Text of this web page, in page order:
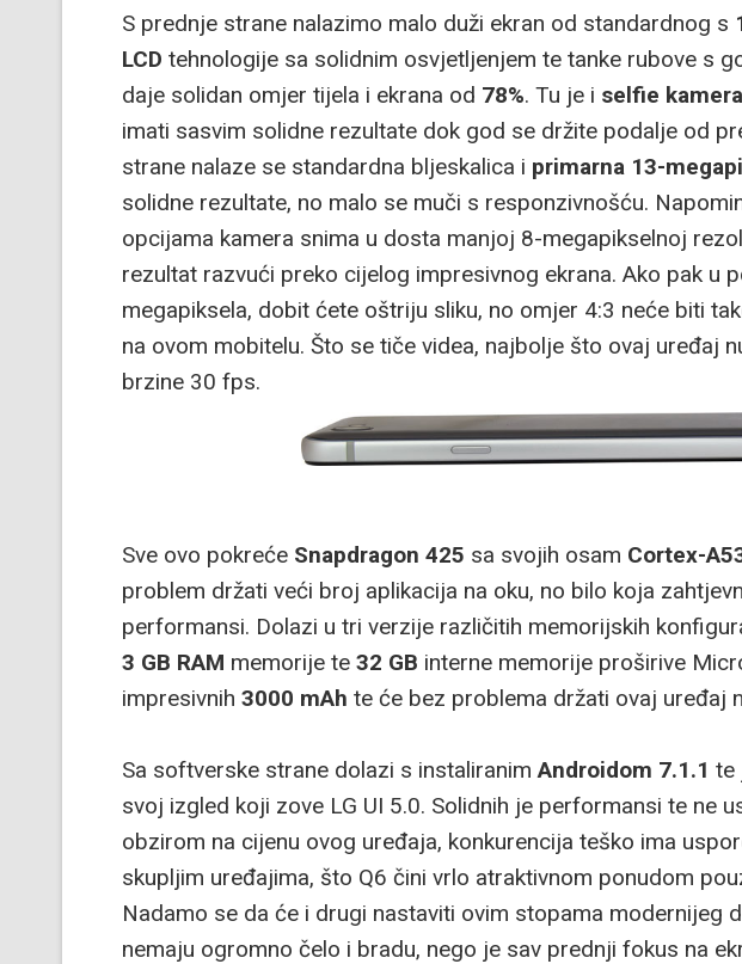
S prednje strane nalazimo malo duži ekran od standardnog s
LCD tehnologije sa solidnim osvjetljenjem te tanke rubove s
daje solidan omjer tijela i ekrana od 78%. Tu je i selfie kamera
imati sasvim solidne rezultate dok god se držite podalje od
strane nalaze se standardna bljeskalica i primarna 13-
solidne rezultate, no malo se muči s responzivnošću.
opcijama kamera snima u dosta manjoj 8-megapikselnoj
rezultat razvući preko cijelog impresivnog ekrana. Ako pak u
megapiksela, dobit ćete oštriju sliku, no omjer 4:3 neće biti
na ovom mobitelu. Što se tiče videa, najbolje što ovaj uređaj
brzine 30 fps.
Sve ovo pokreće Snapdragon 425 sa svojih osam Cortex-
problem držati veći broj aplikacija na oku, no bilo koja
performansi. Dolazi u tri verzije različitih memorijskih
3 GB RAM memorije te 32 GB interne memorije proširive
impresivnih 3000 mAh te će bez problema držati ovaj uređaj
Sa softverske strane dolazi s instaliranim Androidom 7.1.1 te
svoj izgled koji zove LG UI 5.0. Solidnih je performansi te ne
obzirom na cijenu ovog uređaja, konkurencija teško ima
skupljim uređajima, što Q6 čini vrlo atraktivnom ponudom
Nadamo se da će i drugi nastaviti ovim stopama modernijeg
nemaju ogromno čelo i bradu, nego je sav prednji fokus na